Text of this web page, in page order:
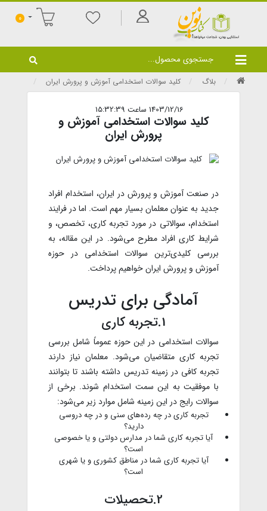
0
بلاگ کلید سوالات استخدامی آموزش و پرورش ایران
1403/12/16 ساعت 15:32:39
کلید سوالات استخدامی آموزش و
پرورش ایران
در صنعت آموزش و پرورش در ایران، استخدام افراد
جدید به عنوان معلمان بسیار مهم است. اما در فرایند
استخدام، سوالاتی در مورد تجربه کاری، تخصص، و
شرایط کاری افراد مطرح می‌شود. در این مقاله، به
بررسی کلیدی‌ترین سوالات استخدامی در حوزه
آموزش و پرورش ایران خواهیم پرداخت.
آمادگی برای تدریس
1.تجربه کاری
سوالات استخدامی در این حوزه عموماً شامل بررسی
تجربه کاری متقاضیان می‌شود. معلمان نیاز دارند
تجربه کافی در زمینه تدریس داشته باشند تا بتوانند
با موفقیت به این سمت استخدام شوند. برخی از
سوالات رایج در این زمینه شامل موارد زیر می‌شود:
تجربه کاری در چه رده‌های سنی و در چه دروسی
دارید؟
آیا تجربه کاری شما در مدارس دولتی و یا خصوصی
است؟
آیا تجربه کاری شما در مناطق کشوری و یا شهری
است؟
2.تحصیلات